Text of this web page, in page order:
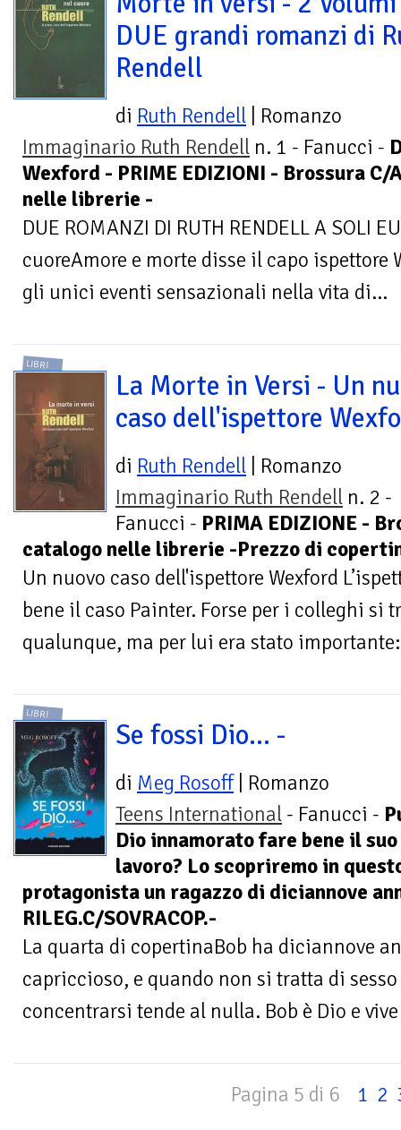
DUE grandi romanzi di
Rendell
di Ruth Rendell | Romanzo
Immaginario Ruth Rendell n. 1 - Fanucci -
Wexford - PRIME EDIZIONI - Brossura
nelle librerie -
DUE ROMANZI DI RUTH RENDELL A SOLI
cuoreAmore e morte disse il capo ispettore
gli unici eventi sensazionali nella vita di...
LIBRI
La Morte in Versi - Un
caso dell'ispettore
di Ruth Rendell | Romanzo
Immaginario Ruth Rendell n. 2 -
Fanucci - PRIMA EDIZIONE -
catalogo nelle librerie -Prezzo di
Un nuovo caso dell'ispettore Wexford
bene il caso Painter. Forse per i colleghi si
qualunque, ma per lui era stato
LIBRI
Se fossi Dio... -
di Meg Rosoff| Romanzo
Teens International - Fanucci -
Dio innamorato fare bene il suo
lavoro? Lo scopriremo in
protagonista un ragazzo di diciannove
RILEG.C/SOVRACOP.-
La quarta di copertinaBob ha diciannove
capriccioso, e quando non si tratta di
concentrarsi tende al nulla. Bob è Dio e
Pagina 5 di 6 1 2